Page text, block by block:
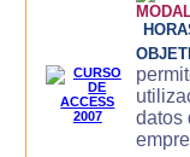
datos